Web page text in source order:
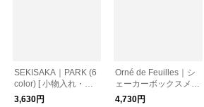
SEKISAKA｜PARK (6
color) [ 小物入れ・小
物収納 ]
3,630円
Orné de Feuilles｜シ
ェーカーボックスメガ
ネケース
4,730円